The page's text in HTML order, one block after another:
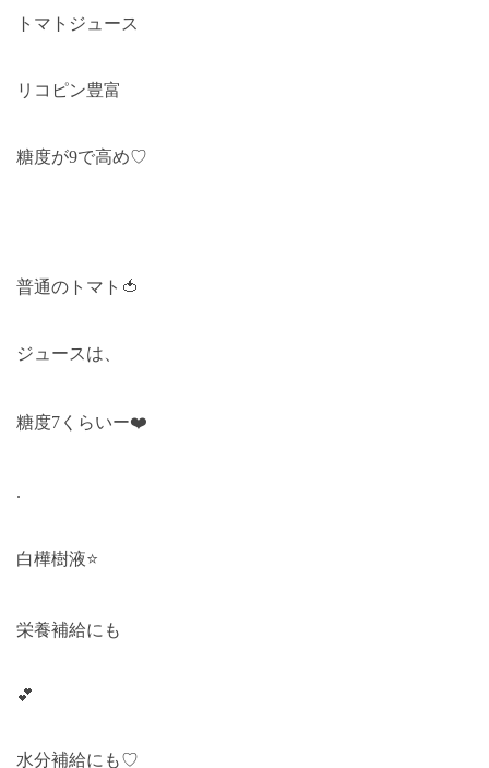
トマトジュース
リコピン豊富
糖度が9で高め♡
普通のトマト 🍅
ジュースは、
糖度7 くらいー❤️
.
白樺樹液⭐️
栄養補給にも
💕
水分補給にも♡